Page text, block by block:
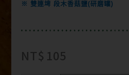
※ 雙連埤 段木香菇鹽(研磨罐)
NT$ 105